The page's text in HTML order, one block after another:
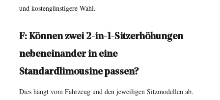
und kostengünstigere Wahl.
F: Können zwei 2-in-1-Sitzerhöhungen
nebeneinander in eine
Standardlimousine passen?
Dies hängt vom Fahrzeug und den jeweiligen Sitzmodellen ab.